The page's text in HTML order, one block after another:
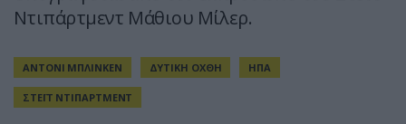
Ντιπάρτμεντ Μάθιου Μίλερ.
ΑΝΤΟΝΙ ΜΠΛΙΝΚΕΝ ΔΥΤΙΚΗ ΟΧΘΗ ΗΠΑ
ΣΤΕΪΤ ΝΤΙΠΑΡΤΜΕΝΤ